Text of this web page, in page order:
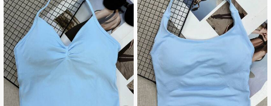
4,88 19K Follower
19K Follower